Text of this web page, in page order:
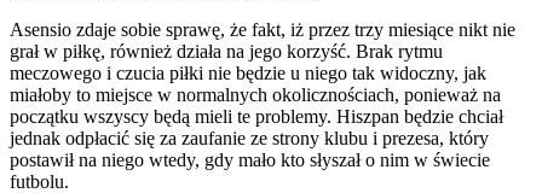
Asensio zdaje sobie sprawę, że fakt, iż przez trzy miesiące nikt nie
grał w piłkę, również działa na jego korzyść. Brak rytmu
meczowego i czucia piłki nie będzie u niego tak widoczny, jak
miałoby to miejsce w normalnych okolicznościach, ponieważ na
początku wszyscy będą mieli te problemy. Hiszpan będzie chciał
jednak odpłacić się za zaufanie ze strony klubu i prezesa, który
postawił na niego wtedy, gdy mało kto słyszał o nim w świecie
futbolu.